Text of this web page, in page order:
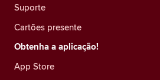
Suporte
Cartões presente
Obtenha a aplicação!
App Store